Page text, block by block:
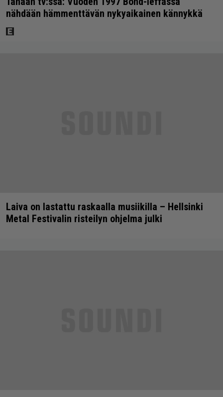
nähdään hämmenttävän nykyaikainen kännykkä
Laiva on lastattu raskaalla musiikilla – Hellsinki
Metal Festivalin risteilyn ohjelma julki